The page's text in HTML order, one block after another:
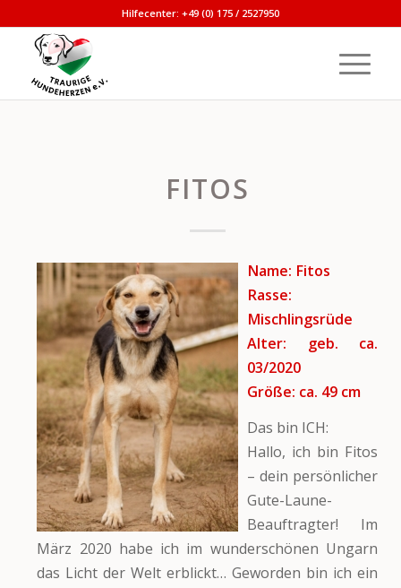
Hilfecenter: +49 (0) 175 / 2527950
FITOS
Name: Fitos
Rasse:
Mischlingsrüde
Alter: geb. ca.
03/2020
Größe: ca. 49 cm
Das bin ICH:
Hallo, ich bin Fitos
– dein persönlicher
Gute-Laune-
Beauftragter! Im
März 2020 habe ich im wunderschönen Ungarn
das Licht der Welt erblickt… Geworden bin ich ein